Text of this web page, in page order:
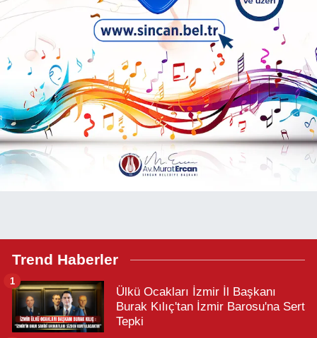
Trend Haberler
Ülkü Ocakları İzmir İl Başkanı
Burak Kılıç'tan İzmir Barosu'na Sert
Tepki
1